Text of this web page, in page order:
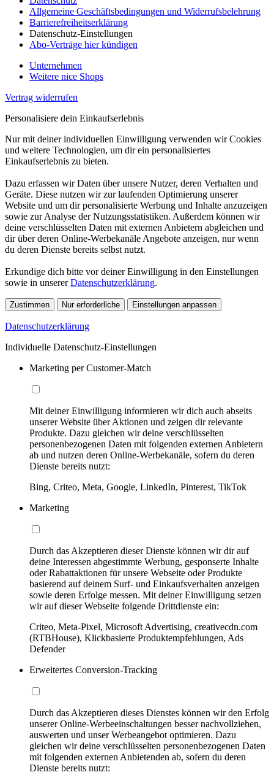
Allgemeine Geschäftsbedingungen und Widerrufsbelehrung
Barrierefreiheitserklärung
Datenschutz-Einstellungen
Abo-Verträge hier kündigen
Unternehmen
Weitere nice Shops
Vertrag widerrufen
Personalisiere dein Einkaufserlebnis
Nur mit deiner individuellen Einwilligung verwenden wir Cookies
und weitere Technologien, um dir ein personalisiertes
Einkaufserlebnis zu bieten.
Dazu erfassen wir Daten über unsere Nutzer, deren Verhalten und
Geräte. Diese nutzen wir zur laufenden Optimierung unserer
Website und um dir personalisierte Werbung und Inhalte anzuzeigen
sowie zur Analyse der Nutzungsstatistiken. Außerdem können wir
deine verschlüsselten Daten mit externen Anbietern abgleichen und
dir über deren Online-Werbekanäle Angebote anzeigen, nur wenn
du deren Dienste bereits selbst nutzt.
Erkundige dich bitte vor deiner Einwilligung in den Einstellungen
sowie in unsererDatenschutzerklärung.
Zustimmen Nur erforderliche Einstellungen anpassen
Datenschutzerklärung
Individuelle Datenschutz-Einstellungen
Marketing per Customer-Match
Mit deiner Einwilligung informieren wir dich auch abseits
unserer Website über Aktionen und zeigen dir relevante
Produkte. Dazu gleichen wir deine verschlüsselten
personenbezogenen Daten mit folgenden externen Anbietern
ab und nutzen deren Online-Werbekanäle, sofern du deren
Dienste bereits nutzt:
Bing, Criteo, Meta, Google, LinkedIn, Pinterest, TikTok
Marketing
Durch das Akzeptieren dieser Dienste können wir dir auf
deine Interessen abgestimmte Werbung, gesponserte Inhalte
oder Rabattaktionen für unsere Webseite oder Produkte
basierend auf deinem Surf- und Einkaufsverhalten anzeigen
sowie deren Erfolge messen. Mit deiner Einwilligung setzen
wir auf dieser Webseite folgende Drittdienste ein:
Criteo, Meta-Pixel, Microsoft Advertising, creativecdn.com
(RTBHouse), Klickbasierte Produktempfehlungen, Ads
Defender
Erweitertes Conversion-Tracking
Durch das Akzeptieren dieses Dienstes können wir den Erfolg
unserer Online-Werbeeinschaltungen besser nachvollziehen,
auswerten und unser Werbeangebot optimieren. Dazu
gleichen wir deine verschlüsselten personenbezogenen Daten
mit folgenden externen Anbietenden ab, sofern du deren
Dienste bereits nutzt: